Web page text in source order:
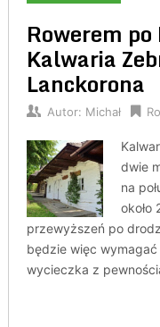
Rowerem po
Kalwaria
Lanckorona
Autor: Michał
dwie
na
około
przewyższeń po
będzie więc
wycieczka z